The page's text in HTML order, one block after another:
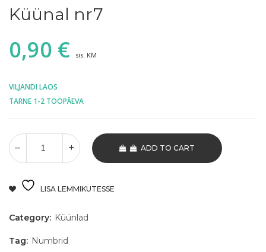
Küünal nr7
0,90 € sis. KM
VILJANDI LAOS
TARNE 1-2 TÖÖPÄEVA
ADD TO CART
LISA LEMMIKUTESSE
Category: Küünlad
Tag: Numbrid